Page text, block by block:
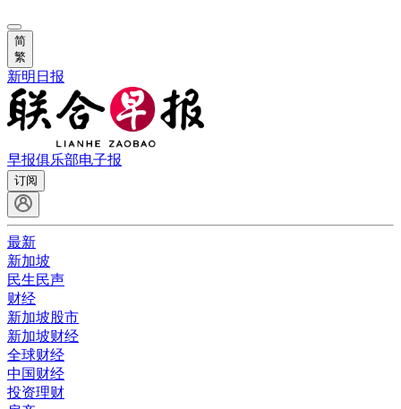
简
繁
新明日报
早报俱乐部电子报
订阅
最新
新加坡
民生民声
财经
新加坡股市
新加坡财经
全球财经
中国财经
投资理财